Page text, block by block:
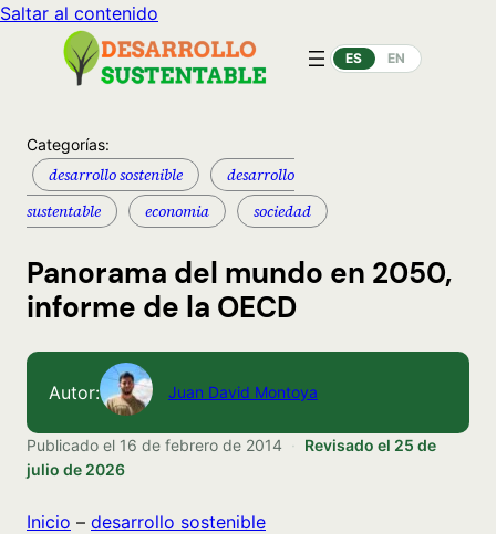
Saltar al contenido
ES EN
Categorías:
desarrollo sostenible
desarrollo
sustentable
economia sociedad
Panorama del mundo en 2050,
informe de la OECD
Autor: Juan David Montoya
Publicado el 16 de febrero de 2014 · Revisado el 25 de
julio de 2026
Inicio – desarrollo sostenible